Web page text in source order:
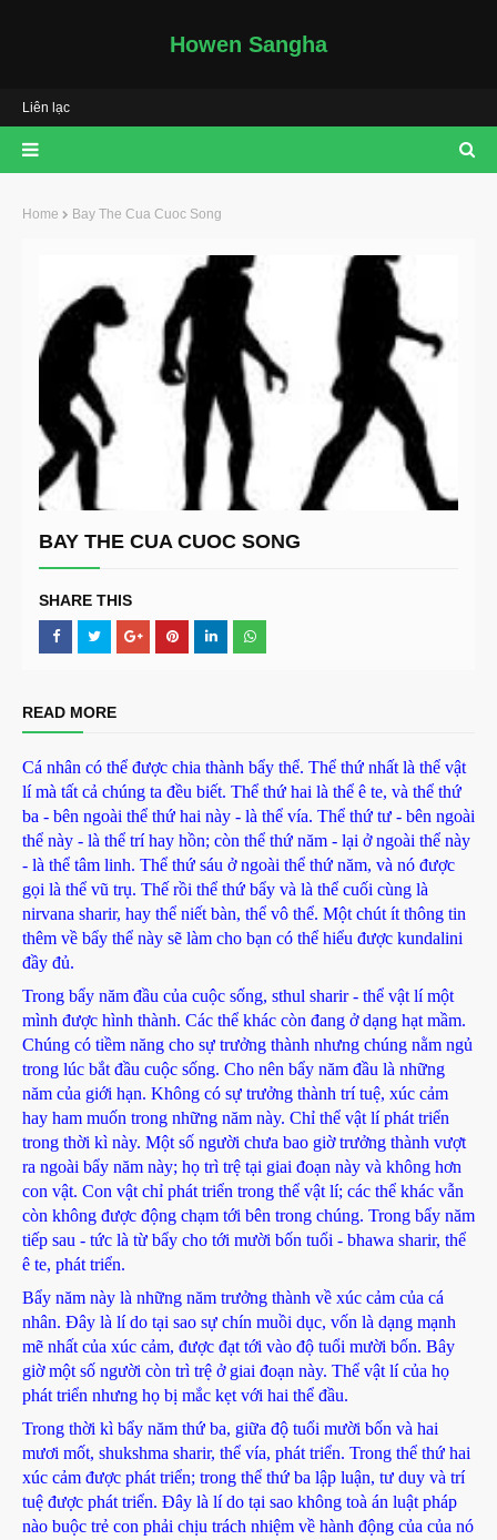
Howen Sangha
Liên lạc
Home Bay The Cua Cuoc Song
BAY THE CUA CUOC SONG
SHARE THIS
READ MORE
Cá nhân có thể được chia thành bẩy thể. Thể thứ nhất là thể vật
lí mà tất cả chúng ta đều biết. Thể thứ hai là thể ê te, và thể thứ
ba - bên ngoài thể thứ hai này - là thể vía. Thể thứ tư - bên ngoài
thể này - là thể trí hay hồn; còn thể thứ năm - lại ở ngoài thể này
- là thể tâm linh. Thể thứ sáu ở ngoài thể thứ năm, và nó được
gọi là thể vũ trụ. Thế rồi thể thứ bẩy và là thể cuối cùng là
nirvana sharir, hay thể niết bàn, thể vô thể. Một chút ít thông tin
thêm về bẩy thể này sẽ làm cho bạn có thể hiểu được kundalini
đầy đủ.
Trong bẩy năm đầu của cuộc sống, sthul sharir - thể vật lí một
mình được hình thành. Các thể khác còn đang ở dạng hạt mầm.
Chúng có tiềm năng cho sự trưởng thành nhưng chúng nằm ngủ
trong lúc bắt đầu cuộc sống. Cho nên bẩy năm đầu là những
năm của giới hạn. Không có sự trưởng thành trí tuệ, xúc cảm
hay ham muốn trong những năm này. Chỉ thể vật lí phát triển
trong thời kì này. Một số người chưa bao giờ trưởng thành vượt
ra ngoài bẩy năm này; họ trì trệ tại giai đoạn này và không hơn
con vật. Con vật chỉ phát triển trong thể vật lí; các thể khác vẫn
còn không được động chạm tới bên trong chúng. Trong bẩy năm
tiếp sau - tức là từ bẩy cho tới mười bốn tuổi - bhawa sharir, thể
ê te, phát triển.
Bẩy năm này là những năm trưởng thành về xúc cảm của cá
nhân. Đây là lí do tại sao sự chín muồi dục, vốn là dạng mạnh
mẽ nhất của xúc cảm, được đạt tới vào độ tuổi mười bốn. Bây
giờ một số người còn trì trệ ở giai đoạn này. Thể vật lí của họ
phát triển nhưng họ bị mắc kẹt với hai thể đầu.
Trong thời kì bẩy năm thứ ba, giữa độ tuổi mười bốn và hai
mươi mốt, shukshma sharir, thể vía, phát triển. Trong thể thứ hai
xúc cảm được phát triển; trong thể thứ ba lập luận, tư duy và trí
tuệ được phát triển. Đây là lí do tại sao không toà án luật pháp
nào buộc trẻ con phải chịu trách nhiệm về hành động của của nó